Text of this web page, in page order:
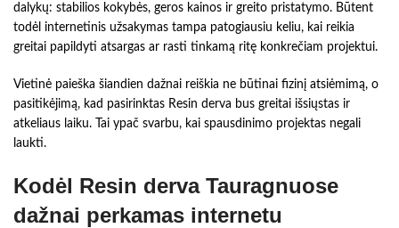
dalykų: stabilios kokybės, geros kainos ir greito pristatymo. Būtent
todėl internetinis užsakymas tampa patogiausiu keliu, kai reikia
greitai papildyti atsargas ar rasti tinkamą ritę konkrečiam projektui.
Vietinė paieška šiandien dažnai reiškia ne būtinai fizinį atsiėmimą, o
pasitikėjimą, kad pasirinktas Resin derva bus greitai išsiųstas ir
atkeliaus laiku. Tai ypač svarbu, kai spausdinimo projektas negali
laukti.
Kodėl Resin derva Tauragnuose
dažnai perkamas internetu